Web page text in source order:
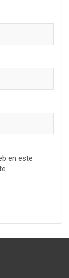
en este